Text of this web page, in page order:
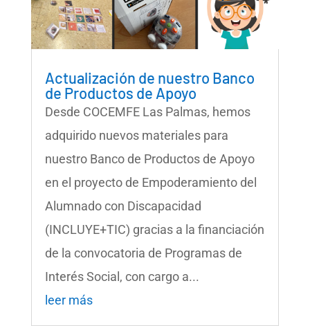
Actualización de nuestro Banco
de Productos de Apoyo
Desde COCEMFE Las Palmas, hemos
adquirido nuevos materiales para
nuestro Banco de Productos de Apoyo
en el proyecto de Empoderamiento del
Alumnado con Discapacidad
(INCLUYE+TIC) gracias a la financiación
de la convocatoria de Programas de
Interés Social, con cargo a...
leer más